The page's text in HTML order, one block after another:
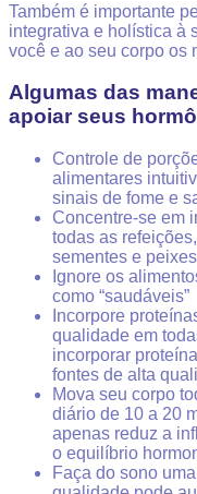
Também é importante
integrativa e holística à
você e ao seu corpo os
Algumas das
apoiar seus
Controle de
alimentares
sinais de fome e
Concentre-se em
todas as
sementes e
Ignore os
como “saudáveis”
Incorpore
qualidade em
incorporar
fontes de alta
Mova seu corpo
diário de 10 a 20
apenas reduz a
o equilíbrio
Faça do sono